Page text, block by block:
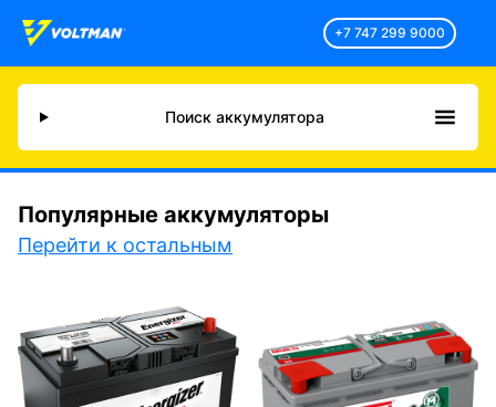
+7 747 299 9000
Поиск аккумулятора
Популярные аккумуляторы
Перейти к остальным